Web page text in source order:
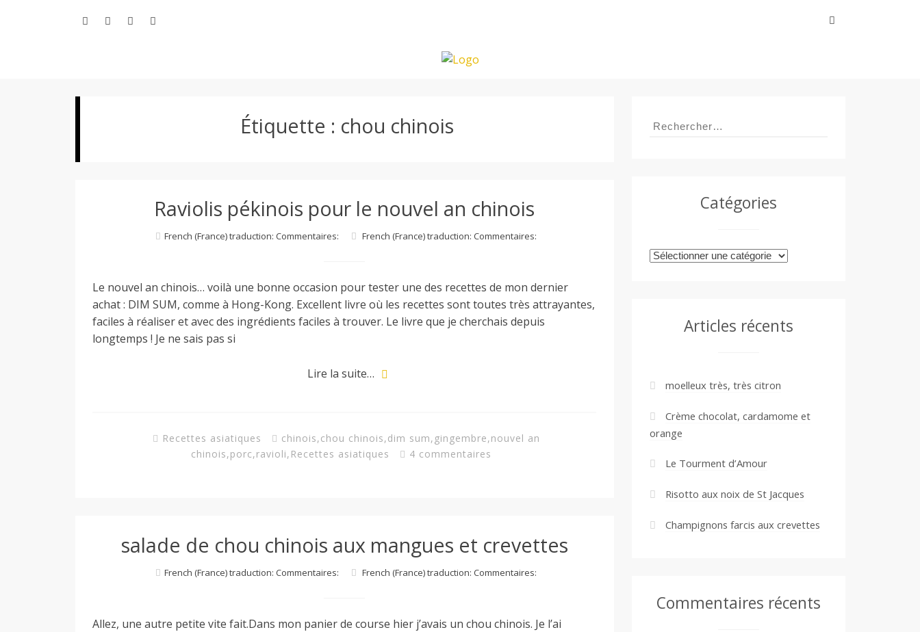
n
d
Étiquette : chou chinois
Raviolis pékinois pour le nouvel an chinois
French (France) traduction: Commentaires: French (France) traduction: Commentaires:
Le nouvel an chinois… voilà une bonne occasion pour tester une des recettes de mon dernier
achat : DIM SUM, comme à Hong-Kong. Excellent livre où les recettes sont toutes très attrayantes,
faciles à réaliser et avec des ingrédients faciles à trouver. Le livre que je cherchais depuis
longtemps ! Je ne sais pas si
Lire la suite…
Recettes asiatiques chinois,chou chinois,dim sum, gingembre,nouvel an
chinois,porc,ravioli, Recettes asiatiques 4 commentaires
salade de chou chinois aux mangues et crevettes
French (France) traduction: Commentaires: French (France) traduction: Commentaires:
Allez, une autre petite vite fait.Dans mon panier de course hier j’avais un chou chinois. Je l’ai
Rechercher :
Catégories
Catégories
Articles récents
moelleux très, très citron
Crème chocolat, cardamome et
orange
Le Tourment d’Amour
Risotto aux noix de St Jacques
Champignons farcis aux crevettes
Commentaires récents